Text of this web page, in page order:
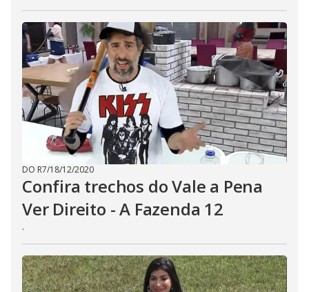
DO R7/18/12/2020
Confira trechos do Vale a Pena
Ver Direito - A Fazenda 12
.